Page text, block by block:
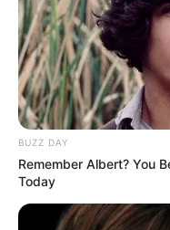
De frente para o mar
BUZZ DAY
Remember Albert? You
Today